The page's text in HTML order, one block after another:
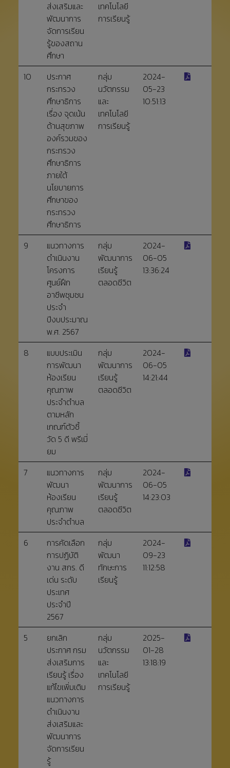
ส่งเสริมและ
พัฒนาการ
จัดการเรียน
รู้ของสถาน
ศึกษา
เทคโนโลยี
การเรียนรู้
10
ประกาศ
กระทรวง
ศึกษาธิการ
เรื่อง จุดเน้น
ด้านสุขภาพ
องค์รวมของ
กระทรวง
ศึกษาธิการ
ภายใต้
นโยบายการ
ศึกษาของ
กระทรวง
ศึกษาธิการ
กลุ่ม
นวัตกรรม
และ
เทคโนโลยี
การเรียนรู้
2024-
05-23
10:51:13
9
แนวทางการ
ดำเนินงาน
โครงการ
ศูนย์ฝึก
อาชีพชุมชน
ประจำ
ปีงบประมาณ
พ.ศ. 2567
กลุ่ม
พัฒนาการ
เรียนรู้
ตลอดชีวิต
2024-
06-05
13:36:24
8
แบบประเมิน
การพัฒนา
ห้องเรียน
คุณภาพ
ประจำตำบล
ตามหลัก
เกณฑ์ตัวชี้
วัด 5 ดี พรีเมี่
ยม
กลุ่ม
พัฒนาการ
เรียนรู้
ตลอดชีวิต
2024-
06-05
14:21:44
7
แนวทางการ
พัฒนา
ห้องเรียน
คุณภาพ
ประจำตำบล
กลุ่ม
พัฒนาการ
เรียนรู้
ตลอดชีวิต
2024-
06-05
14:23:03
6
การคัดเลือก
การปฏิบัติ
งาน สกร. ดี
เด่น ระดับ
ประเทศ
ประจำปี
2567
กลุ่ม
พัฒนา
ทักษะการ
เรียนรู้
2024-
09-23
11:12:58
5
ยกเลิก
ประกาศ กรม
ส่งเสริมการ
เรียนรู้ เรื่อง
แก้ไขเพิ่มเติม
แนวทางการ
ดำเนินงาน
ส่งเสริมและ
พัฒนาการ
จัดการเรียน
รู้
กลุ่ม
นวัตกรรม
และ
เทคโนโลยี
การเรียนรู้
2025-
01-28
13:18:19